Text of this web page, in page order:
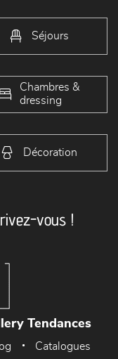
Séjours
Chambres &
dressing
Décoration
vous !
Tendances
Catalogues